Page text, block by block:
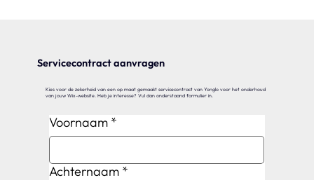
Servicecontract aanvragen
Kies voor de zekerheid van een op maat gemaakt servicecontract van Yonglo voor het onderhoud
van jouw Wix-website. Heb je interesse? Vul dan onderstaand formulier in.
Voornaam *
Achternaam *